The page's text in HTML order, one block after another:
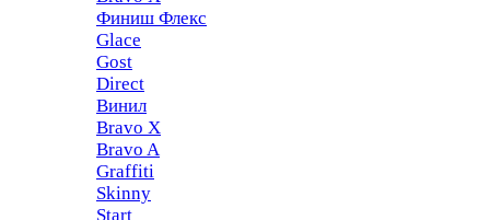
Финиш Флекс
Glace
Gost
Direct
Винил
Bravo X
Bravo A
Graffiti
Skinny
Start